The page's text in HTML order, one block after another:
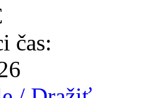
čas: